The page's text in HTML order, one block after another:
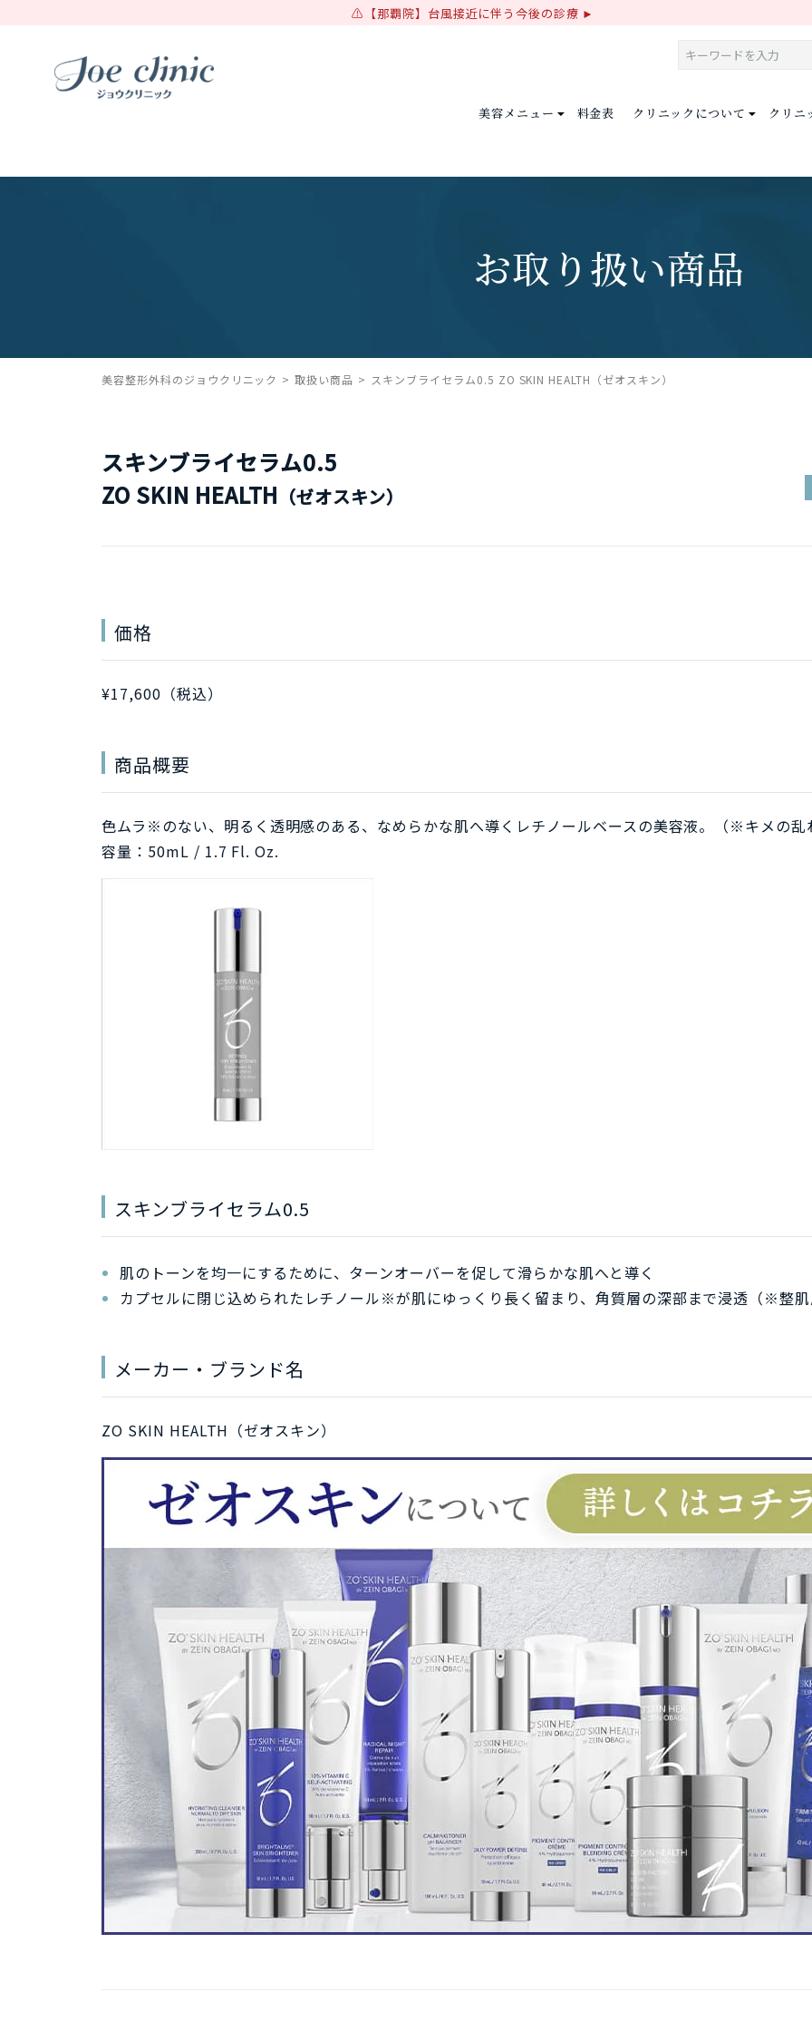
【那覇院】台風接近に伴う今後の診療
美容メニュー 料金表 クリニックについて クリニ
お取り扱い商品
美容整形外科のジョウクリニック 取扱い商品 スキンブライセラム0.5 ZO SKIN HEALTH（ゼオスキン）
スキンブライセラム0.5
ZO SKIN HEALTH （ゼオスキン）
価格
¥17,600（税込）
商品概要
色ムラ※のない、明るく透明感のある、なめらかな肌へ導くレチノールベースの美容液。（※キメの乱
容量：50mL / 1.7 Fl. Oz.
スキンブライセラム0.5
肌のトーンを均一にするために、ターンオーバーを促して滑らかな肌へと導く
カプセルに閉じ込められたレチノール※が肌にゆっくり長く留まり、角質層の深部まで浸透（※整
メーカー・ブランド名
ZO SKIN HEALTH（ゼオスキン）